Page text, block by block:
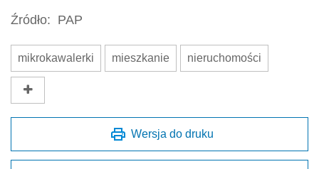
Źródło: PAP
mikrokawalerki mieszkanie nieruchomości
Wersja do druku